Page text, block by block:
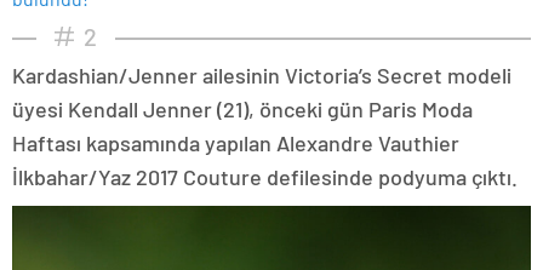
2
Kardashian/Jenner ailesinin Victoria’s Secret modeli
üyesi Kendall Jenner (21), önceki gün Paris Moda
Haftası kapsamında yapılan Alexandre Vauthier
İlkbahar/Yaz 2017 Couture defilesinde podyuma çıktı.